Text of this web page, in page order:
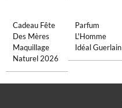
Cadeau Fête
Des Mères
Maquillage
Naturel 2026
Parfum
L'Homme
Idéal Guerlain